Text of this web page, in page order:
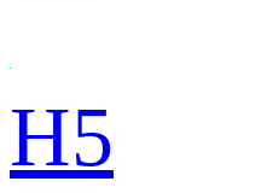
H5